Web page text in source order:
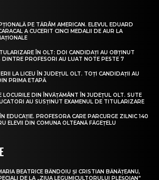
PE TĂRÂM AMERICAN. ELEVUL EDUARD
A CUCERIT CINCI MEDALII DE AUR LA
ÎN OLT: DOI CANDIDAȚI AU OBȚINUT
PROFESORI AU LUAT NOTE PESTE 7
LA LICEU ÎN JUDEȚUL OLT. TOȚI CANDIDAȚII AU
PRIMA ETAPĂ
LOCURILE DIN ÎNVĂȚĂMÂNT ÎN JUDEȚUL OLT. SUTE
AU SUSȚINUT EXAMENUL DE TITULARIZARE
EDUCAȚIE. PROFESORA CARE PARCURGE ZILNIC 140
ELEVII DIN COMUNA OLTEANĂ FĂGEȚELU
BEATRICE BĂNDOIU ȘI CRISTIAN BĂNĂȚEANU,
DE LA „ZIUA LEGUMICULTORULUI PLEȘOIAN”